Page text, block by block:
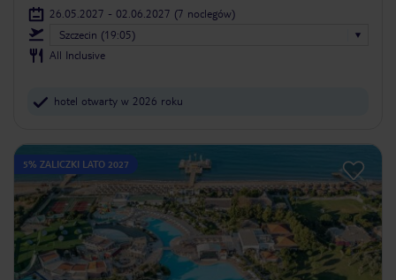
26.05.2027 - 02.06.2027 (7 noclegów)
Szczecin (19:05)
All Inclusive
hotel otwarty w 2026 roku
5% ZALICZKI LATO 2027